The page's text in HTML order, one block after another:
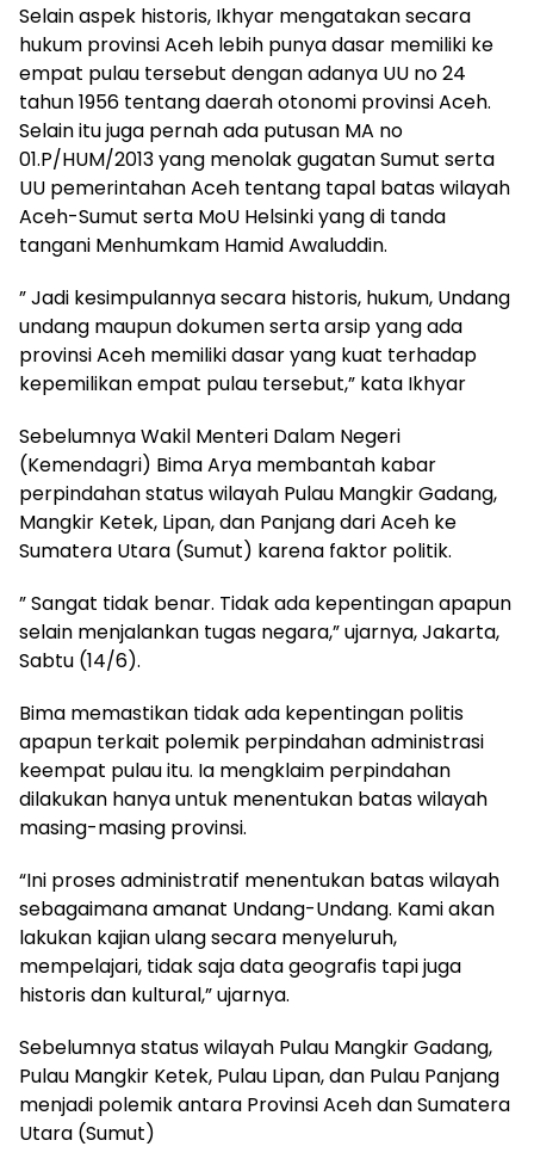
Selain aspek historis, Ikhyar mengatakan secara
hukum provinsi Aceh lebih punya dasar memiliki ke
empat pulau tersebut dengan adanya UU no 24
tahun 1956 tentang daerah otonomi provinsi Aceh.
Selain itu juga pernah ada putusan MA no
01.P/HUM/2013 yang menolak gugatan Sumut serta
UU pemerintahan Aceh tentang tapal batas wilayah
Aceh-Sumut serta MoU Helsinki yang di tanda
tangani Menhumkam Hamid Awaluddin.
” Jadi kesimpulannya secara historis, hukum, Undang
undang maupun dokumen serta arsip yang ada
provinsi Aceh memiliki dasar yang kuat terhadap
kepemilikan empat pulau tersebut,” kata Ikhyar
Sebelumnya Wakil Menteri Dalam Negeri
(Kemendagri) Bima Arya membantah kabar
perpindahan status wilayah Pulau Mangkir Gadang,
Mangkir Ketek, Lipan, dan Panjang dari Aceh ke
Sumatera Utara (Sumut) karena faktor politik.
” Sangat tidak benar. Tidak ada kepentingan apapun
selain menjalankan tugas negara,” ujarnya, Jakarta,
Sabtu (14/6).
Bima memastikan tidak ada kepentingan politis
apapun terkait polemik perpindahan administrasi
keempat pulau itu. Ia mengklaim perpindahan
dilakukan hanya untuk menentukan batas wilayah
masing-masing provinsi.
“Ini proses administratif menentukan batas wilayah
sebagaimana amanat Undang-Undang. Kami akan
lakukan kajian ulang secara menyeluruh,
mempelajari, tidak saja data geografis tapi juga
historis dan kultural,” ujarnya.
Sebelumnya status wilayah Pulau Mangkir Gadang,
Pulau Mangkir Ketek, Pulau Lipan, dan Pulau Panjang
menjadi polemik antara Provinsi Aceh dan Sumatera
Utara (Sumut)